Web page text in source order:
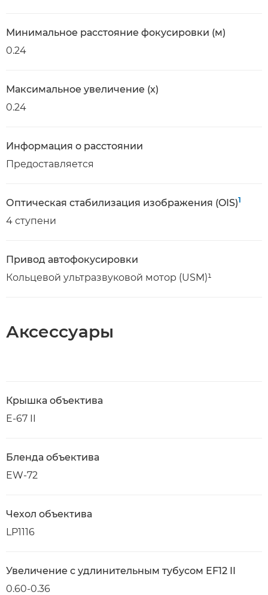
Минимальное расстояние фокусировки (м)
0.24
Максимальное увеличение (x)
0.24
Информация о расстоянии
Предоставляется
Оптическая стабилизация изображения (OIS)1
4 ступени
Привод автофокусировки
Кольцевой ультразвуковой мотор (USM)¹
Аксессуары
Крышка объектива
E-67 II
Бленда объектива
EW-72
Чехол объектива
LP1116
Увеличение с удлинительным тубусом EF12 II
0.60-0.36